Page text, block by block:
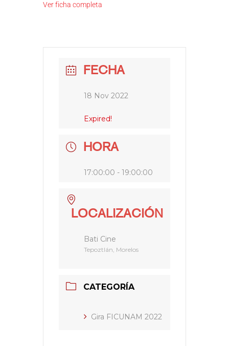
Ver ficha completa
FECHA
18 Nov 2022
Expired!
HORA
17:00:00 - 19:00:00
LOCALIZACIÓN
Bati Cine
Tepoztlán, Morelos
CATEGORÍA
Gira FICUNAM 2022